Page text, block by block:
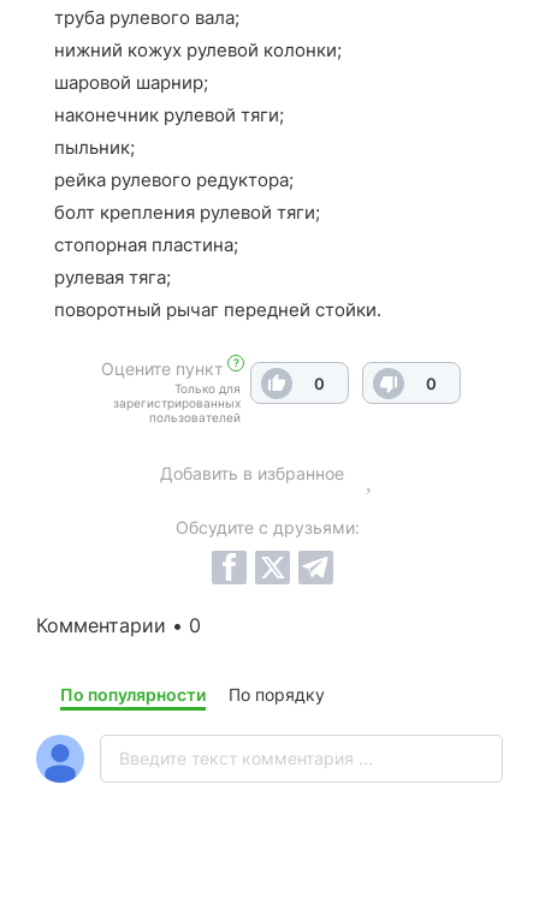
труба рулевого вала;
нижний кожух рулевой колонки;
шаровой шарнир;
наконечник рулевой тяги;
пыльник;
рейка рулевого редуктора;
болт крепления рулевой тяги;
стопорная пластина;
рулевая тяга;
поворотный рычаг передней стойки.
Оцените пункт ?
Только для
зарегистрированных
пользователей
0 0
Добавить в избранное
Обсудите с друзьями:
Комментарии • 0
По популярности По порядку